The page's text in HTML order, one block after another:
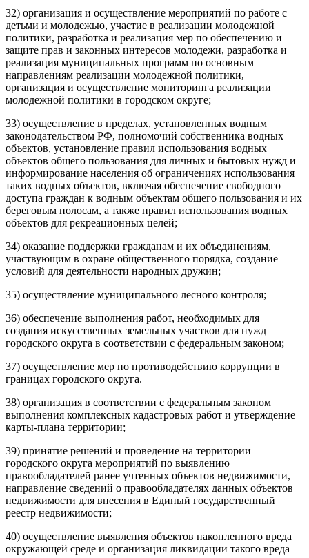
32) организация и осуществление мероприятий по работе с
детьми и молодежью, участие в реализации молодежной
политики, разработка и реализация мер по обеспечению и
защите прав и законных интересов молодежи, разработка и
реализация муниципальных программ по основным
направлениям реализации молодежной политики,
организация и осуществление мониторинга реализации
молодежной политики в городском округе;
33) осуществление в пределах, установленных водным
законодательством РФ, полномочий собственника водных
объектов, установление правил использования водных
объектов общего пользования для личных и бытовых нужд и
информирование населения об ограничениях использования
таких водных объектов, включая обеспечение свободного
доступа граждан к водным объектам общего пользования и их
береговым полосам, а также правил использования водных
объектов для рекреационных целей;
34) оказание поддержки гражданам и их объединениям,
участвующим в охране общественного порядка, создание
условий для деятельности народных дружин;
35) осуществление муниципального лесного контроля;
36) обеспечение выполнения работ, необходимых для
создания искусственных земельных участков для нужд
городского округа в соответствии с федеральным законом;
37) осуществление мер по противодействию коррупции в
границах городского округа.
38) организация в соответствии с федеральным законом
выполнения комплексных кадастровых работ и утверждение
карты-плана территории;
39) принятие решений и проведение на территории
городского округа мероприятий по выявлению
правообладателей ранее учтенных объектов недвижимости,
направление сведений о правообладателях данных объектов
недвижимости для внесения в Единый государственный
реестр недвижимости;
40) осуществление выявления объектов накопленного вреда
окружающей среде и организация ликвидации такого вреда